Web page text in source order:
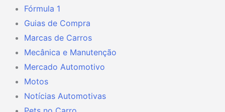
Fórmula 1
Guias de Compra
Marcas de Carros
Mecânica e Manutenção
Mercado Automotivo
Motos
Notícias Automotivas